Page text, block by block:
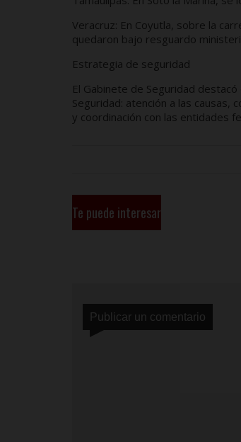
Veracruz: En Coyutla, sobre la
quedaron bajo resguardo
Estrategia de seguridad
El Gabinete de Seguridad
Seguridad: atención a las causas,
y coordinación con las entidades
Te puede interesar
Publicar un comentario